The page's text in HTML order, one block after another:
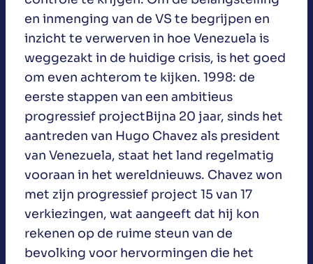
en inmenging van de VS te begrijpen en
inzicht te verwerven in hoe Venezuela is
weggezakt in de huidige crisis, is het goed
om even achterom te kijken. 1998: de
eerste stappen van een ambitieus
progressief projectBijna 20 jaar, sinds het
aantreden van Hugo Chavez als president
van Venezuela, staat het land regelmatig
vooraan in het wereldnieuws. Chavez won
met zijn progressief project 15 van 17
verkiezingen, wat aangeeft dat hij kon
rekenen op de ruime steun van de
bevolking voor hervormingen die het